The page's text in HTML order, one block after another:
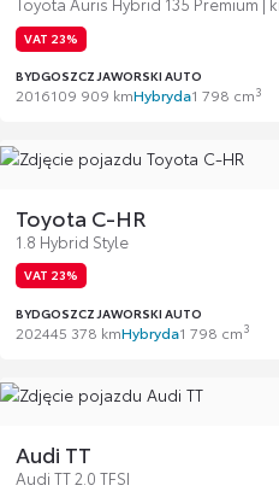
VAT 23%
BYDGOSZCZ JAWORSKI AUTO
2016109 909 kmHybryda1 798 cm3
Toyota C-HR
1.8 Hybrid Style
VAT 23%
BYDGOSZCZ JAWORSKI AUTO
202445 378 kmHybryda1 798 cm3
Audi TT
Audi TT 2.0 TFSI